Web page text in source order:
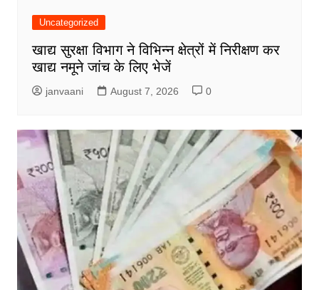
Uncategorized
खाद्य सुरक्षा विभाग ने विभिन्न क्षेत्रों में निरीक्षण कर
खाद्य नमूने जांच के लिए भेजें
janvaani August 7, 2026 0